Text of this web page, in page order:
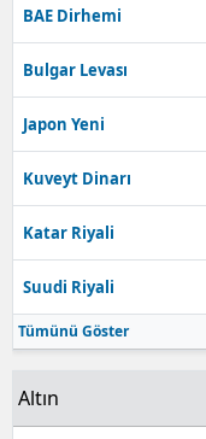
BAE Dirhemi
Bulgar Levası
Japon Yeni
Kuveyt Dinarı
Katar Riyali
Suudi Riyali
Tümünü Göster
Altın